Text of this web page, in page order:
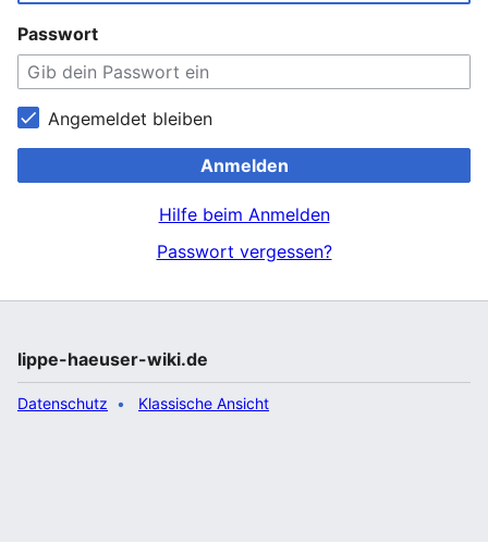
Passwort
Angemeldet bleiben
Anmelden
Hilfe beim Anmelden
Passwort vergessen?
lippe-haeuser-wiki.de
Datenschutz Klassische Ansicht